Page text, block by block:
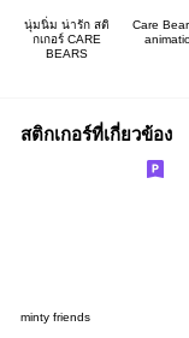
นุ่มนิ่ม น่ารัก สติ
กเกอร์ CARE
BEARS
Care
สติกเกอร์ที่เกี่ยวข้อง
minty friends